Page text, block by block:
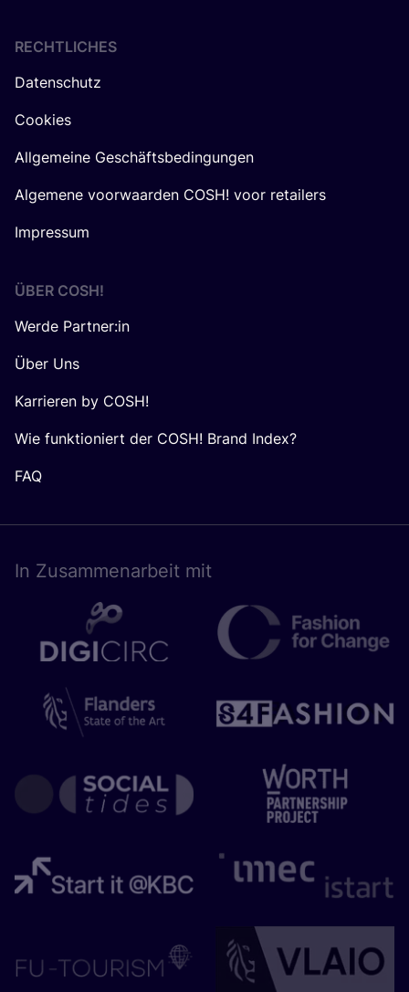
RECHTLICHES
Datenschutz
Cookies
Allgemeine Geschäftsbedingungen
Algemene voorwaarden COSH! voor retailers
Impressum
ÜBER COSH!
Werde Partner:in
Über Uns
Karrieren by COSH!
Wie funktioniert der COSH! Brand Index?
FAQ
In Zusam­men­ar­beit mit